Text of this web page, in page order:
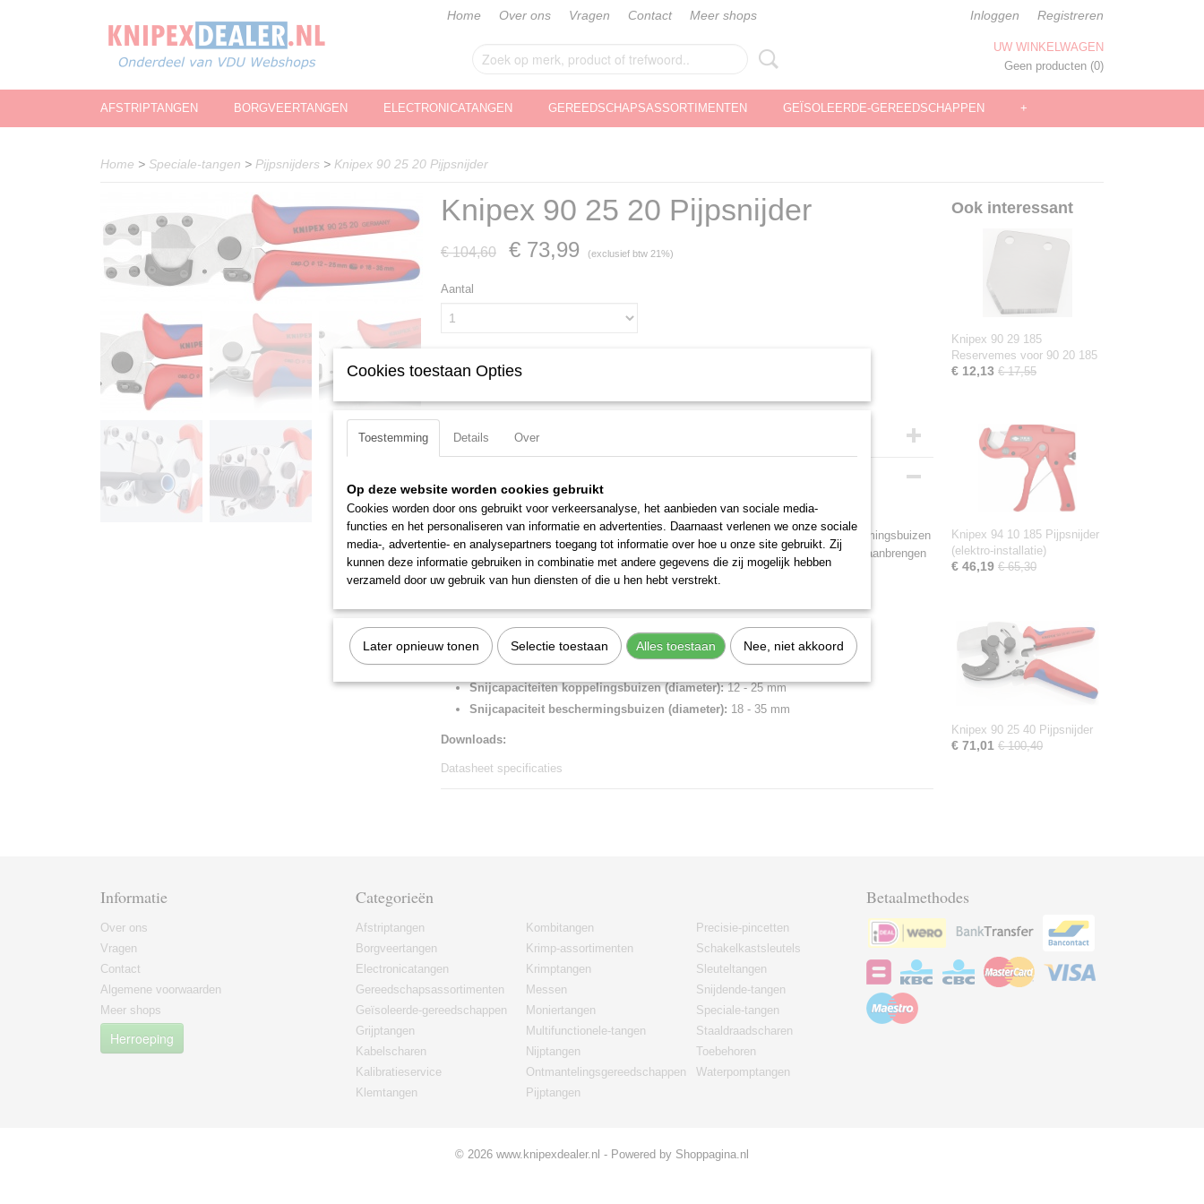
Home Over ons Vragen Contact Meer shops Inloggen Registreren
UW WINKELWAGEN
Geen producten (0)
AFSTRIPTANGEN BORGVEERTANGEN ELECTRONICATANGEN GEREEDSCHAPSASSORTIMENTEN GEÏSOLEERDE-GEREEDSCHAPPEN +
Home > Speciale-tangen > Pijpsnijders > Knipex 90 25 20 Pijpsnijder
Knipex 90 25 20 Pijpsnijder
€ 104,60 € 73,99 (exclusief btw 21%)
Aantal
IN WINKELWAGEN
Specificaties
EAN code
Productcode leverancier
90 25 20
Netto gewicht
0,33 Kg
Bruto gewicht
0,33 Kg
Afmetingen (l,b,h)
22 x 7 x 2 cm
Pijpsnijder verzinkt, met meer-componentengrepen 210 mm
Voor het knippen van koppelingsbuizen ? 12,0 - 20,0 mm en van flexibele beschermingsbuizen
? 18,0 - 35,0 mm zonder de binnenste buis te beschadigen. Mogelijkheid voor het aanbrengen
van een centreerdoorn bijv. voor Geberit-koppelingsbuizen ? 11,5 en 15,0 mm.
Benen/handgrepen:met meer-componentengrepen
Meslengte:25 mm
Snijcapaciteiten koppelingsbuizen (diameter):12 - 25 mm
Snijcapaciteit beschermingsbuizen (diameter): 18 - 35 mm
Downloads:
Datasheet specificaties
Ook interessant
Knipex 90 29 185
Reservemes voor 90 20 185
€ 12,13 € 17,55
Knipex 94 10 185 Pijpsnijder
(elektro-installatie)
€ 46,19 € 65,30
Knipex 90 25 40 Pijpsnijder
€ 71,01 € 100,40
Informatie
Over ons
Vragen
Contact
Algemene voorwaarden
Meer shops
Herroeping
Categorieën
Afstriptangen
Borgveertangen
Electronicatangen
Gereedschapsassortimenten
Geïsoleerde-gereedschappen
Grijptangen
Kabelscharen
Kalibratieservice
Klemtangen
Kombitangen
Krimp-assortimenten
Krimptangen
Messen
Moniertangen
Multifunctionele-tangen
Nijptangen
Ontmantelingsgereedschappen
Pijptangen
Precisie-pincetten
Schakelkastsleutels
Sleuteltangen
Snijdende-tangen
Speciale-tangen
Staaldraadscharen
Toebehoren
Waterpomptangen
Betaalmethodes
© 2026 www.knipexdealer.nl - Powered by Shoppagina.nl
Cookies toestaan Opties
Toestemming Details Over
Op deze website worden cookies gebruikt
Cookies worden door ons gebruikt voor verkeersanalyse, het aanbieden van sociale media-
functies en het personaliseren van informatie en advertenties. Daarnaast verlenen we onze sociale
media-, advertentie- en analysepartners toegang tot informatie over hoe u onze site gebruikt. Zij
kunnen deze informatie gebruiken in combinatie met andere gegevens die zij mogelijk hebben
verzameld door uw gebruik van hun diensten of die u hen hebt verstrekt.
Later opnieuw tonen Selectie toestaan Alles toestaan Nee, niet akkoord